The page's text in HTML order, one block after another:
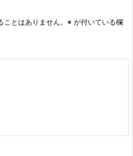
とはありません。 ※ が付いている欄